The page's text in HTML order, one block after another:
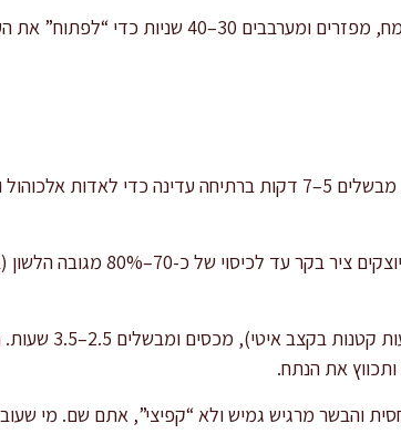
מוסיפים שום ורסק עגבניות ומטגנים עוד דקה. אם משתמשים בקמח, מפזרים ומערבבים
מוסיפים את היין האדום בהדרגה ומגרדים היטב את תחתית הסיר. מבשלים 5–7 דקות ברתיחה עדינה כדי
מחזירים את הלשון לסיר, מוסיפים עלי דפנה, טימין ופלפל שחור.
מביאים לרתיחה קלה, מנמיכים לבעבוע עדין
את הנתח.
והבשר מרגיש גמיש ולא “קפיצי”, אתם שם. מי